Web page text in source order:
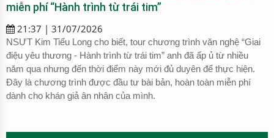
miễn phí “Hành trình từ trái tim”
21:37 | 31/07/2026
NSƯT Kim Tiểu Long cho biết, tour chương trình văn nghệ “Giai
điệu yêu thương - Hành trình từ trái tim” anh đã ấp ủ từ nhiều
năm qua nhưng đến thời điểm này mới đủ duyên để thực hiện.
Đây là chương trình được đầu tư bài bản, hoàn toàn miễn phí
dành cho khán giả ân nhân của mình.